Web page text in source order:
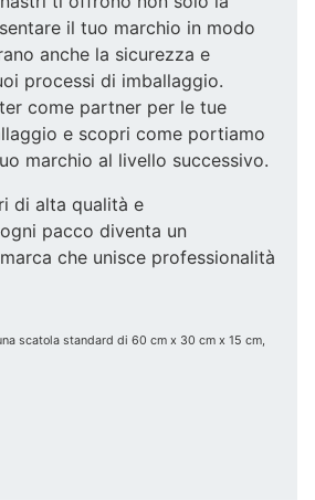
il tuo marchio in modo
anche la sicurezza e
processi di imballaggio.
come partner per le tue
e scopri come portiamo
marchio al livello successivo.
di alta qualità e
pacco diventa un
che unisce professionalità
scatola standard di 60 cm x 30 cm x 15 cm,